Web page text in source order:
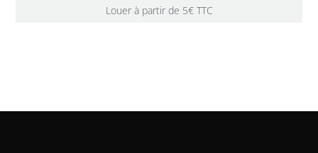
Louer à partir de 5€ TTC